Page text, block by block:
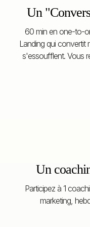
Un
60 min en one-to-
Landing qui convertit
s'essoufflent. Vous
Un
Participez à 1
marketing,